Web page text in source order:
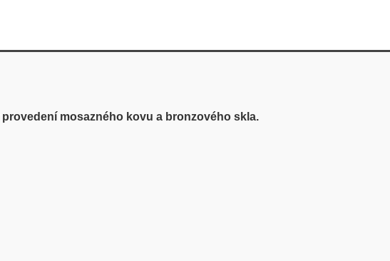
provedení mosazného kovu a bronzového skla.